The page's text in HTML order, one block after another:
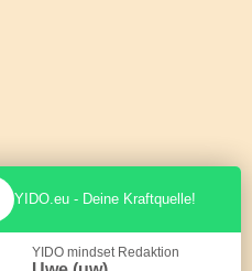
YIDO.eu - Deine Kraftquelle!
YIDO mindset Redaktion